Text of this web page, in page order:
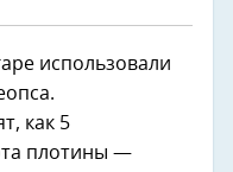
использовали
как 5
плотины —